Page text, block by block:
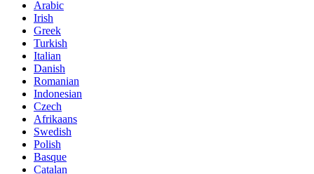
Arabic
Irish
Greek
Turkish
Italian
Danish
Romanian
Indonesian
Czech
Afrikaans
Swedish
Polish
Basque
Catalan